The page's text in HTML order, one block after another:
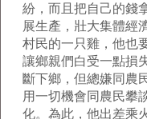
紛，而且把自己的錢
展生產，壯大集體經
村民的一只雞，他也
讓鄉親們白受一點損
斷下鄉，但總嫌同農
用一切機會同農民攀
化。為此，他出差乘